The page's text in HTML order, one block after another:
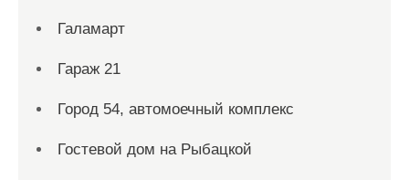
Галамарт
Гараж 21
Город 54, автомоечный комплекс
Гостевой дом на Рыбацкой